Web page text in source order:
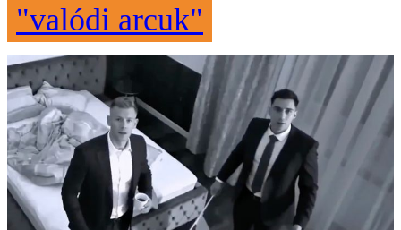
"valódi arcuk"